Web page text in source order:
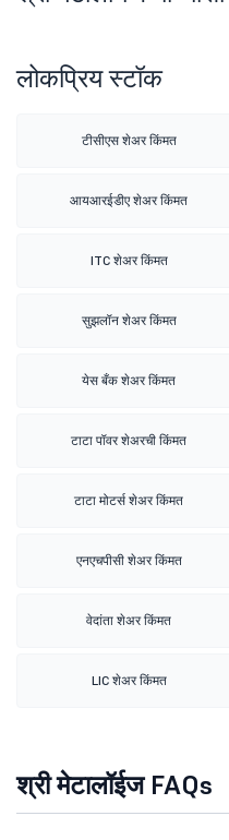
लोकप्रिय स्टॉक
टीसीएस शेअर किंमत
आयआरईडीए शेअर किंमत
ITC शेअर किंमत
सुझलॉन शेअर किंमत
येस बँक शेअर किंमत
टाटा पॉवर शेअरची किंमत
टाटा मोटर्स शेअर किंमत
एनएचपीसी शेअर किंमत
वेदांता शेअर किंमत
LIC शेअर किंमत
श्री मेटालॉईज FAQs